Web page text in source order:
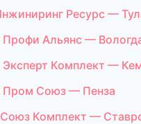
Ресурс —
Альянс —
Комплект —
Союз — Пенза
Комплект —